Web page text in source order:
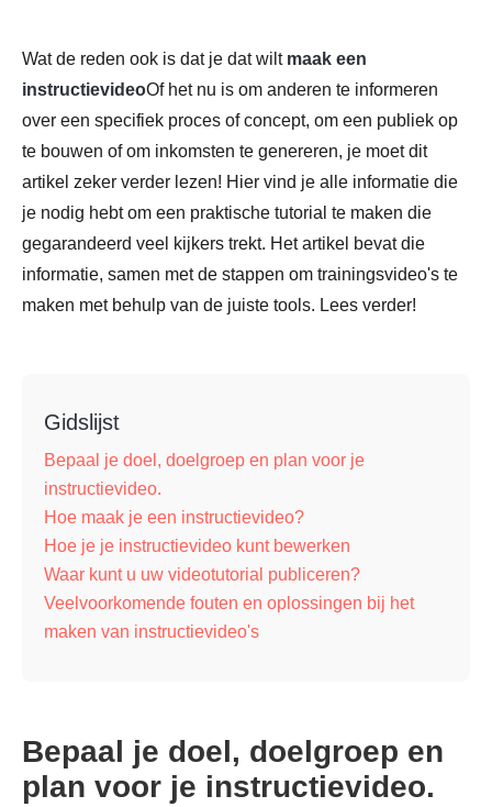
Wat de reden ook is dat je dat wilt maak een
instructievideoOf het nu is om anderen te informeren
over een specifiek proces of concept, om een publiek op
te bouwen of om inkomsten te genereren, je moet dit
artikel zeker verder lezen! Hier vind je alle informatie die
je nodig hebt om een praktische tutorial te maken die
gegarandeerd veel kijkers trekt. Het artikel bevat die
informatie, samen met de stappen om trainingsvideo's te
maken met behulp van de juiste tools. Lees verder!
Gidslijst
Bepaal je doel, doelgroep en plan voor je
instructievideo.
Hoe maak je een instructievideo?
Hoe je je instructievideo kunt bewerken
Waar kunt u uw videotutorial publiceren?
Veelvoorkomende fouten en oplossingen bij het
maken van instructievideo's
Bepaal je doel, doelgroep en
plan voor je instructievideo.